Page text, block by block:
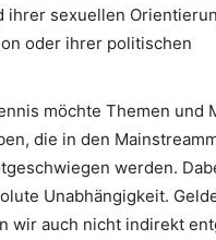
ihrer sexuellen
oder ihrer politischen
möchte Themen und
die in den
werden.
Unabhängigkeit.
wir auch nicht indirekt